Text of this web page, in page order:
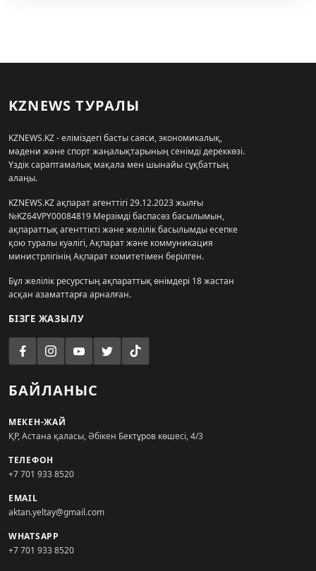
KZNEWS ТУРАЛЫ
KZNEWS.KZ - еліміздегі басты саяси, экономикалық,
мәдени және спорт жаңалықтарының сенімді дереккөзі.
Үздік сараптамалық мақала мен шынайы сұқбаттың
алаңы.
KZNEWS.KZ ақпарат агенттігі 29.12.2023 жылғы
№KZ64VPY00084819 Мерзімді баспасөз басылымын,
ақпараттық агенттікті және желілік басылымды есепке
қою туралы куәлігі, Ақпарат және коммуникация
министрлігінің Ақпарат комитетімен берілген.
Бұл желілік ресурстың ақпараттық өнімдері 18 жастан
асқан азаматтарға арналған.
БІЗГЕ ЖАЗЫЛУ
БАЙЛАНЫС
МЕКЕН-ЖАЙ
ҚР, Астана қаласы, Әбікен Бектұров көшесі, 4/3
ТЕЛЕФОН
+7 701 933 8520
EMAIL
aktan.yeltay@gmail.com
WHATSAPP
+7 701 933 8520